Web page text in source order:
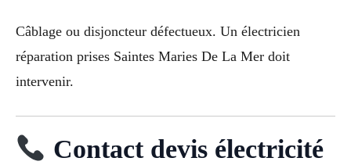
Câblage ou disjoncteur défectueux. Un électricien
réparation prises Saintes Maries De La Mer doit
intervenir.
Contact devis électricité